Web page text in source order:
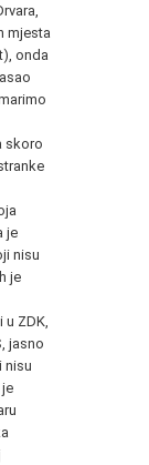
mjesta
onda
skoro
je
nisu
je
ZDK,
jasno
nisu